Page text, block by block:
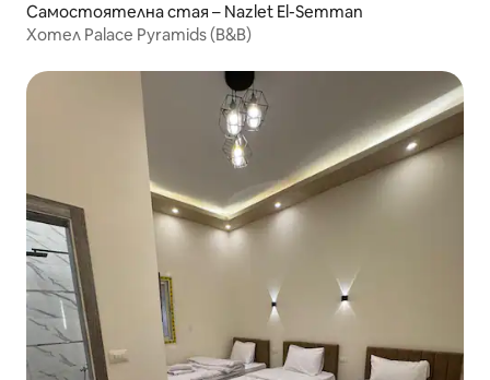
Самостоятелна стая – Nazlet El-Semman
Хотел Palace Pyramids (B&B)